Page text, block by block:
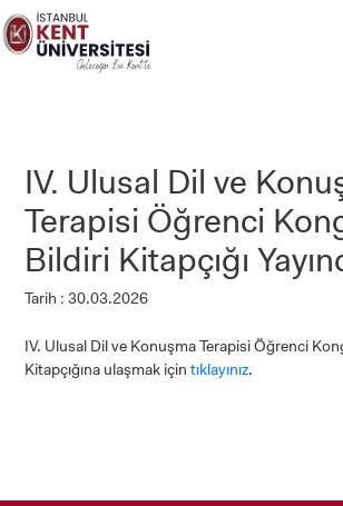
Lütfen
dikkat:
Bu
sistemi
içerir.IV. Ulusal Dil ve
Terapisi Öğrenci
Bildiri Kitapçığı
Tarih : 30.03.2026
IV. Ulusal Dil ve Konuşma Terapisi Öğrenci
Kitapçığına ulaşmak içintıklayınız.